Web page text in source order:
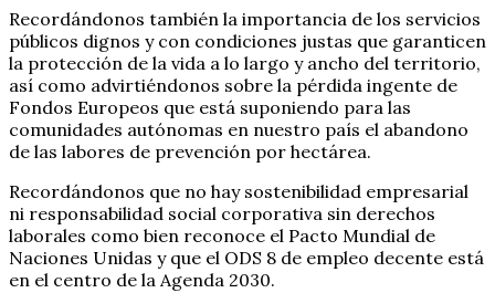
Recordándonos también la importancia de los servicios
públicos dignos y con condiciones justas que garanticen
la protección de la vida a lo largo y ancho del territorio,
así como advirtiéndonos sobre la pérdida ingente de
Fondos Europeos que está suponiendo para las
comunidades autónomas en nuestro país el abandono
de las labores de prevención por hectárea.
Recordándonos que no hay sostenibilidad empresarial
ni responsabilidad social corporativa sin derechos
laborales como bien reconoce el Pacto Mundial de
Naciones Unidas y que el ODS 8 de empleo decente está
en el centro de la Agenda 2030.